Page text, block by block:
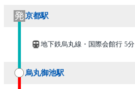
京都駅
地下鉄烏丸線・国際会館行 5分
烏丸御池駅